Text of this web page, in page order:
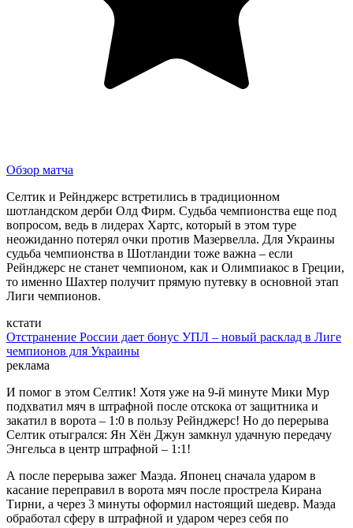
Обзор матча
Селтик и Рейнджерс встретились в традиционном
шотландском дерби Олд Фирм. Судьба чемпионства еще под
вопросом, ведь в лидерах Хартс, который в этом туре
неожиданно потерял очки против Мазервелла. Для Украины
судьба чемпионства в Шотландии тоже важна – если
Рейнджерс не станет чемпионом, как и Олимпиакос в Греции,
то именно Шахтер получит прямую путевку в основной этап
Лиги чемпионов.
кстати
Отстранение России дает бонус УПЛ – новый расклад в Лиге
чемпионов для Украины
реклама
И помог в этом Селтик! Хотя уже на 9-й минуте Мики Мур
подхватил мяч в штрафной после отскока от защитника и
закатил в ворота – 1:0 в пользу Рейнджерс! Но до перерыва
Селтик отыгрался: Ян Хён Джун замкнул удачную передачу
Энгельса в центр штрафной – 1:1!
А после перерыва зажег Маэда. Японец сначала ударом в
касание переправил в ворота мяч после прострела Кирана
Тирни, а через 3 минуты оформил настоящий шедевр. Маэда
обработал сферу в штрафной и ударом через себя по